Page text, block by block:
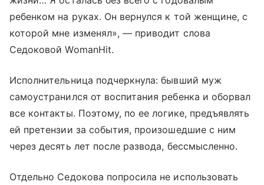
ребенком на руках. Он вернулся к той женщине, с
которой мне изменял», — приводит слова
Седоковой WomanHit.
Исполнительница подчеркнула: бывший муж
самоустранился от воспитания ребенка и оборвал
все контакты. Поэтому, по ее логике, предъявлять
ей претензии за события, произошедшие с ним
через десять лет после развода, бессмысленно.
Отдельно Седокова попросила не использовать